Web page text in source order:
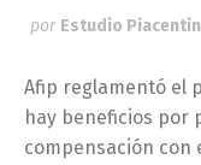
por Estudio
Afip reglamentó el
hay beneficios por
compensación con